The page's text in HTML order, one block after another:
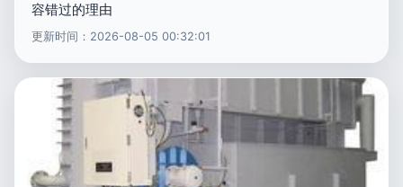
容错过的理由
更新时间：2026-08-05 00:32:01